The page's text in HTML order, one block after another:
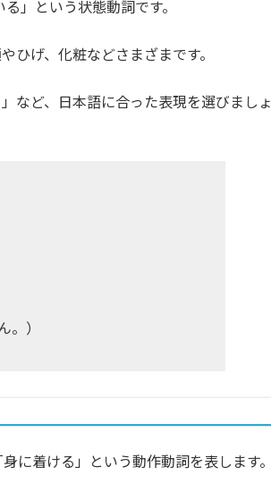
」という状態動詞です。
ひげ、化粧などさまざまです。
など、日本語に合った表現を選びましょ
）
に着ける」という動作動詞を表します。